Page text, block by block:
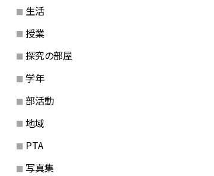
生活
授業
探究の部屋
学年
部活動
地域
PTA
写真集